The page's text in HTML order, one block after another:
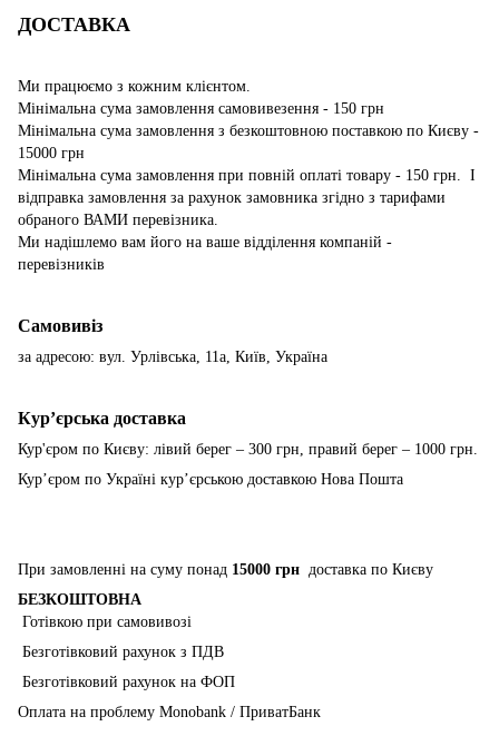
ДОСТАВКА
Ми працюємо з кожним клієнтом.
Мінімальна сума замовлення самовивезення - 150 грн
Мінімальна сума замовлення з безкоштовною поставкою по Києву -
15000 грн
Мінімальна сума замовлення при повній оплаті товару - 150 грн. І
відправка замовлення за рахунок замовника згідно з тарифами
обраного ВАМИ перевізника.
Ми надішлемо вам його на ваше відділення компаній -
перевізників
Самовивіз
за адресою: вул. Урлівська, 11а, Київ, Україна
Курʼєрська доставка
Кур'єром по Києву: лівий берег – 300 грн, правий берег – 1000 грн.
Курʼєром по Україні курʼєрською доставкою Нова Пошта
При замовленні на суму понад 15000 грн доставка по Києву
БЕЗКОШТОВНА
Готівкою при самовивозі
Безготівковий рахунок з ПДВ
Безготівковий рахунок на ФОП
Оплата на проблему Monobank / ПриватБанк